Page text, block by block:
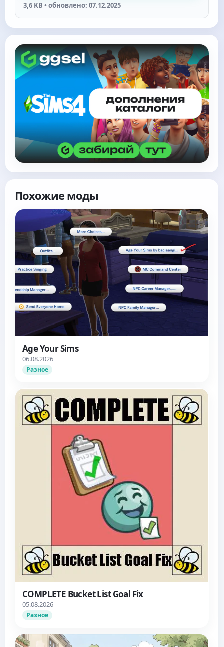
3,6 KB • обновлено: 07.12.2025
Похожие моды
Age Your Sims
06.08.2026
Разное
COMPLETE Bucket List Goal Fix
05.08.2026
Разное